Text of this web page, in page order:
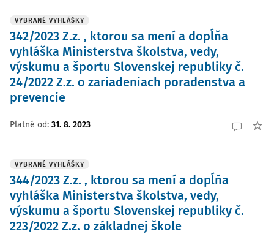
VYBRANÉ VYHLÁŠKY
342/2023 Z.z. , ktorou sa mení a dopĺňa
vyhláška Ministerstva školstva, vedy,
výskumu a športu Slovenskej republiky č.
24/2022 Z.z. o zariadeniach poradenstva a
prevencie
Platné od: 31. 8. 2023
VYBRANÉ VYHLÁŠKY
344/2023 Z.z. , ktorou sa mení a dopĺňa
vyhláška Ministerstva školstva, vedy,
výskumu a športu Slovenskej republiky č.
223/2022 Z.z. o základnej škole